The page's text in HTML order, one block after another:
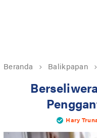
Beranda Balikpapan
Hary